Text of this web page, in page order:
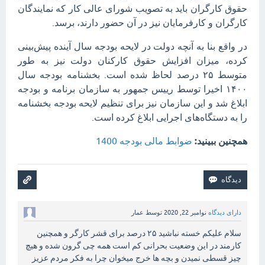
حقوق کارگران باید به تصویب شورای عالی کار که نمایندگان
کارگران و کارفرمایان نیز در آن حضور دارند، برسد.
در واقع بنا به آنچه دولت در لایحه بودجه سال آینده پیش‌بینی
کرده، میزان افزایش حقوق کارکنان دولت نیز به طور
متوسط ۲۵ درصد لحاظ شده است. بخشنامه بودجه سال
۱۴۰۰ اخیرا توسط رییس جمهور به سازمان برنامه و بودجه
ابلاغ شد و این سازمان نیز برای تنظیم لایحه بودجه بخشنامه
را به دستگاه‌های اجرایی ابلاغ کرده است.
همچنین ببینید: ضوابط مالی بودجه 1400
دارای دیدگاه نوامبر 22, 2020 توسط عمار
سلام علیکم خسته نباشید ۲۵ درصد برای قشر کارگر و همچنین
کارمند در این وضعیت بحرانی کم است همه چی گرون شده و هیچ
چیز قسطی نمیدن و بچه ها خرج میخوان چرا به فکر مردم عزیز